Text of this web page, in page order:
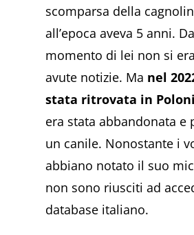
scomparsa della
all’epoca aveva 5 anni.
momento di lei non si
avute notizie. Ma nel
stata ritrovata in
era stata abbandonata e
un canile. Nonostante i
abbiano notato il suo
non sono riusciti ad
database italiano.